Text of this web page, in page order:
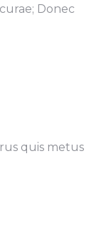
Donec
quis metus